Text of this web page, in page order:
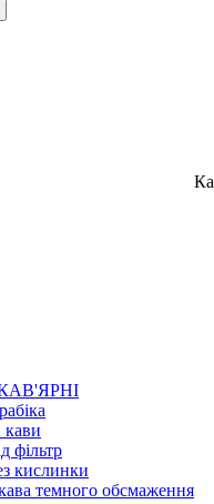
кави
фільтр
кислинки
темного обсмаження